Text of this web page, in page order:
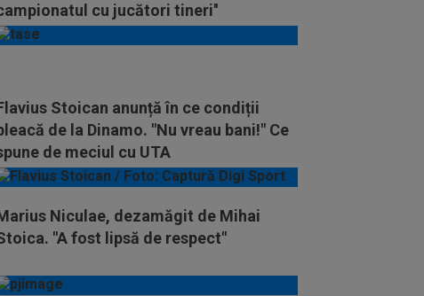
cu jucători tineri''
Stoican anunță în ce condiții
de la Dinamo. "Nu vreau bani!" Ce
de meciul cu UTA
Niculae, dezamăgit de Mihai
"A fost lipsă de respect"